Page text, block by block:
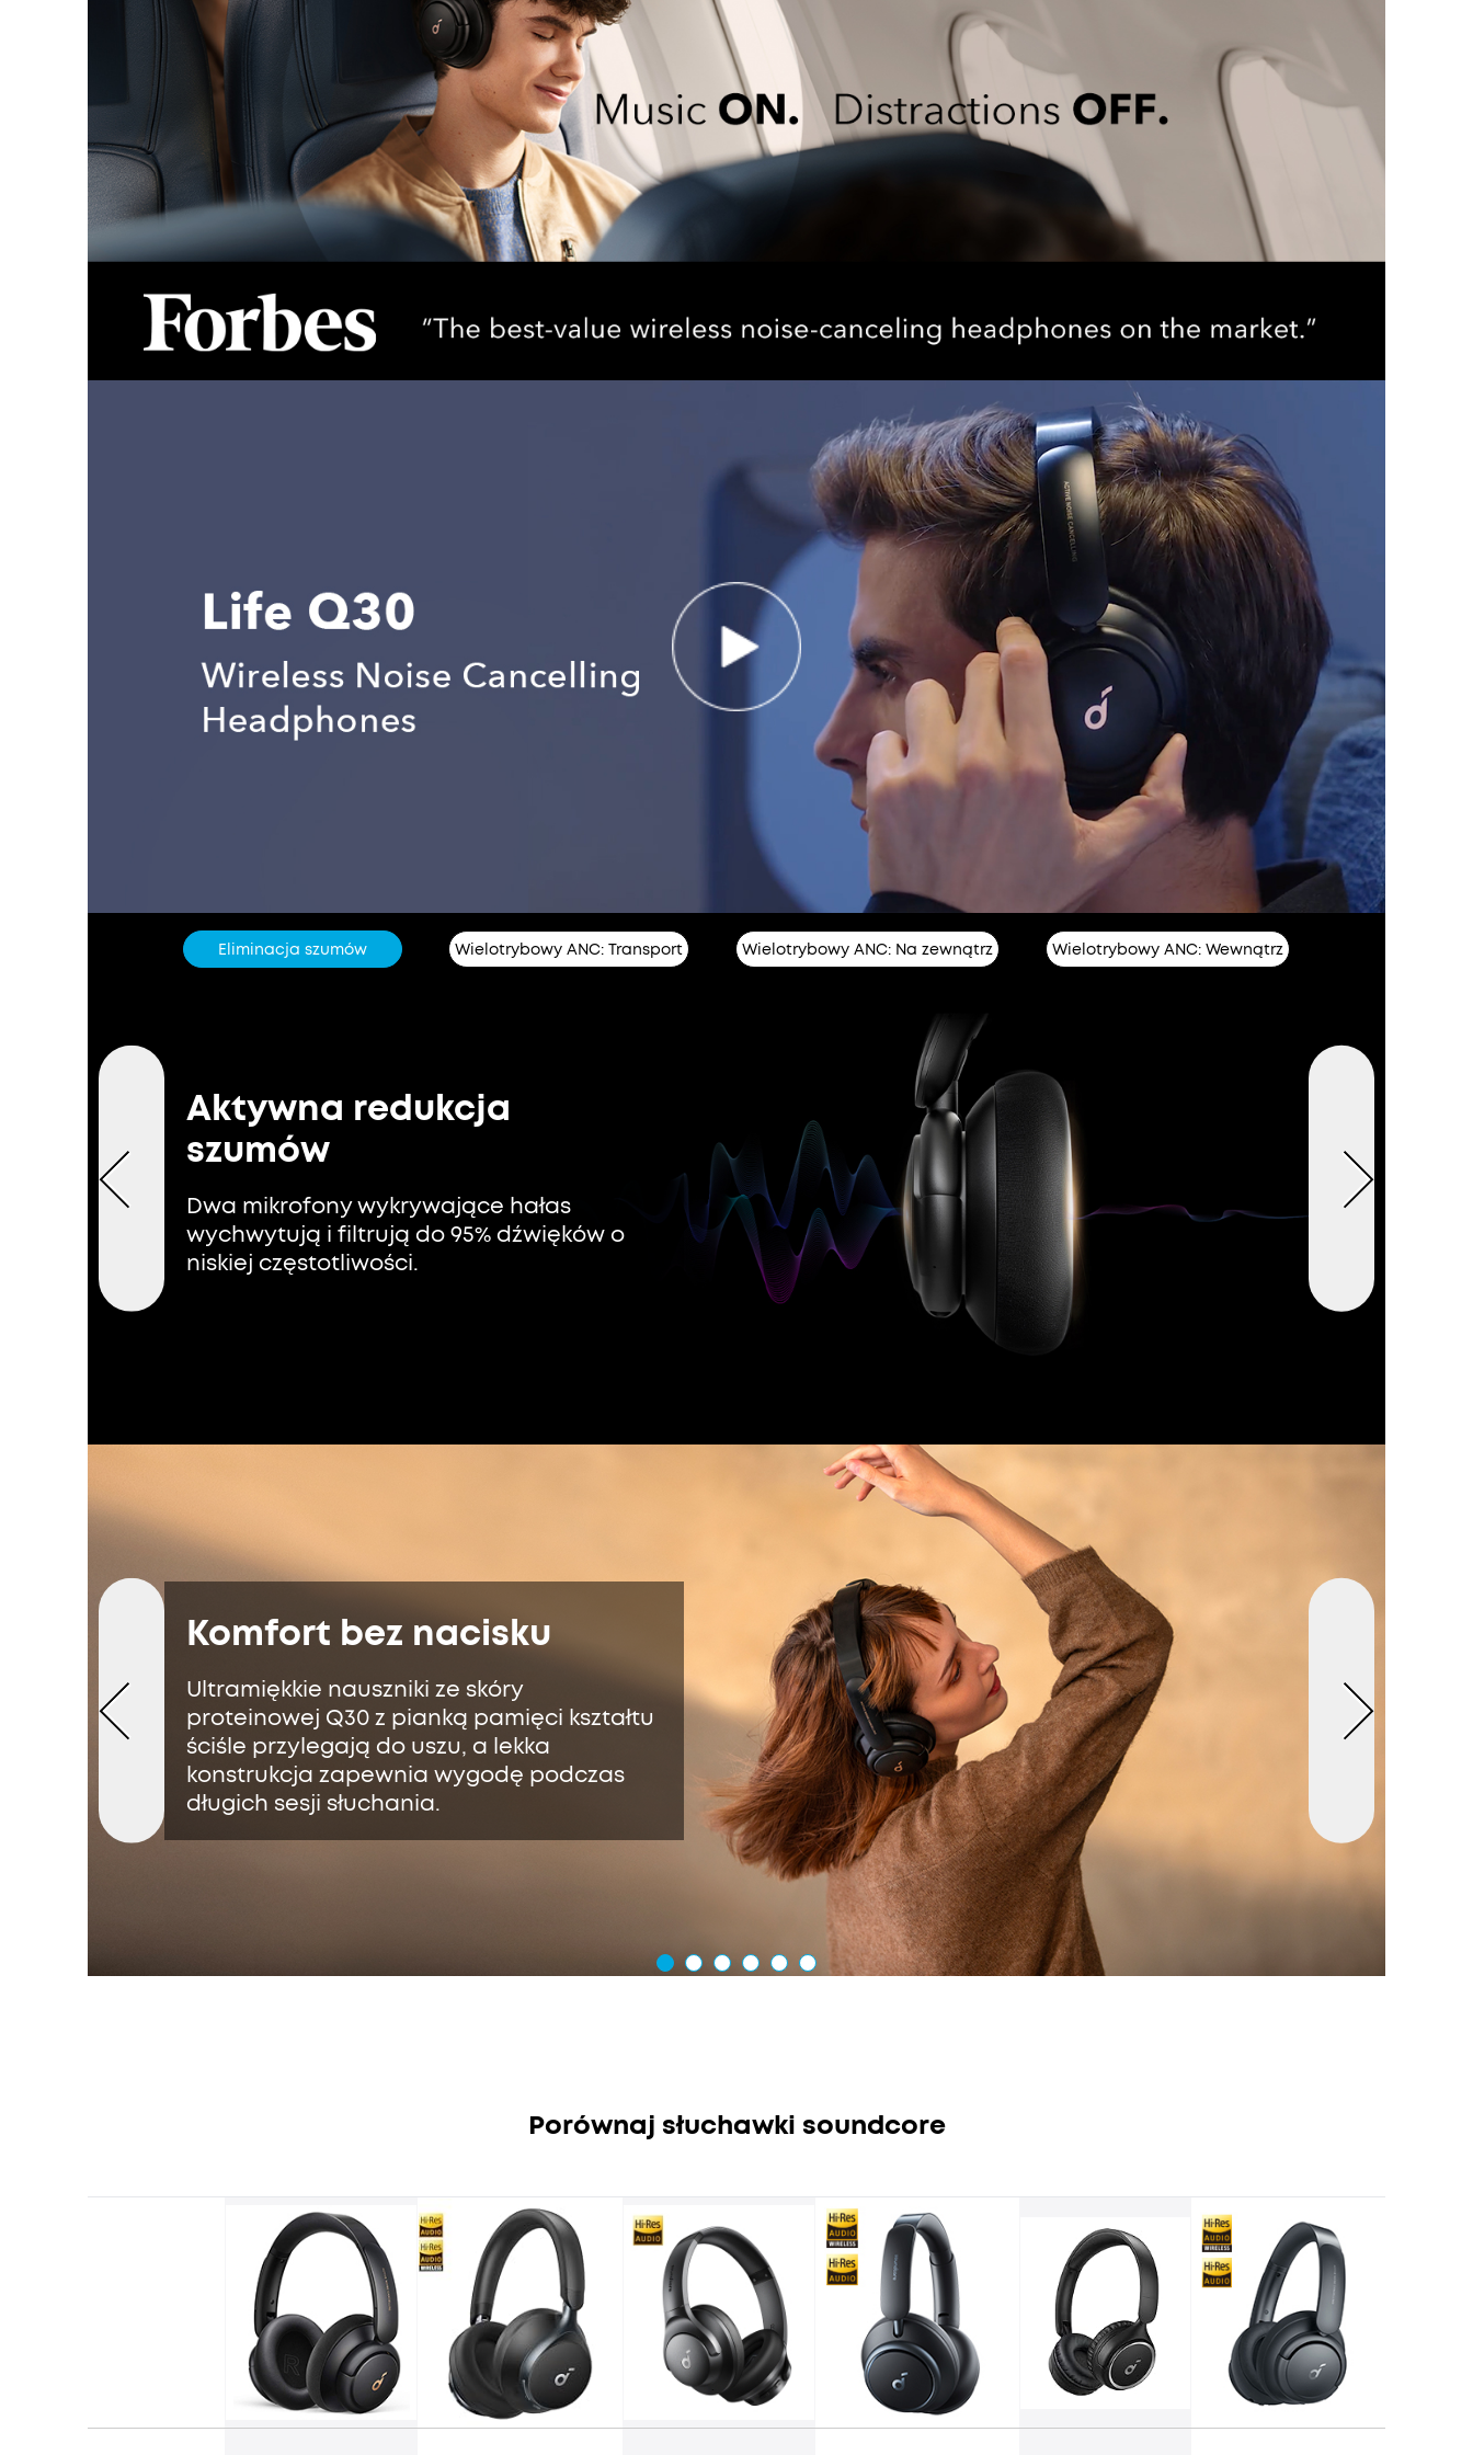
Aktywna redukcja
szumów
Dwa mikrofony wykrywające hałas
wychwytują i filtrują do 95% dźwięków o
niskiej częstotliwości.
Eliminacja szumów Wielotrybowy ANC: Transport Wielotrybowy ANC: Na zewnątrz Wielotrybowy ANC: Wewnątrz
Komfort bez nacisku
Ultramiękkie nauszniki ze skóry
proteinowej Q30 z pianką pamięci kształtu
ściśle przylegają do uszu, a lekka
konstrukcja zapewnia wygodę podczas
długich sesji słuchania.
Porównaj słuchawki soundcore